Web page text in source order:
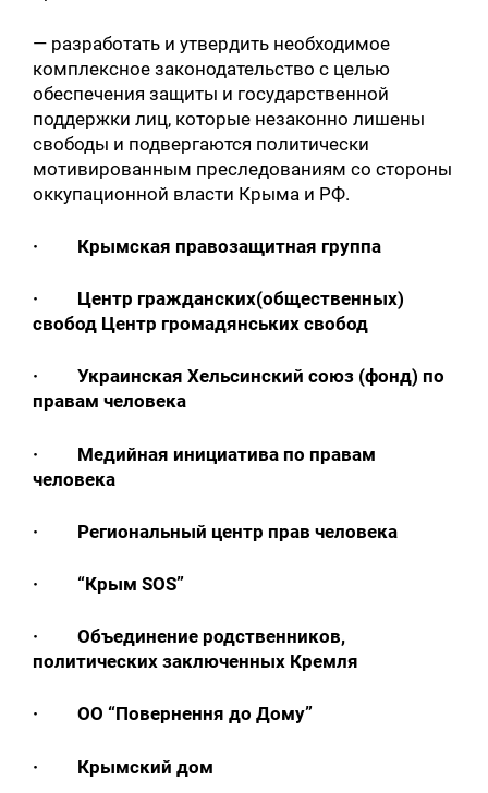
— разработать и утвердить необходимое
комплексное законодательство с целью
обеспечения защиты и государственной
поддержки лиц, которые незаконно лишены
свободы и подвергаются политически
мотивированным преследованиям со стороны
оккупационной власти Крыма и РФ.
· Крымская правозащитная группа
· Центр гражданских(общественных)
свобод Центр громадянських свобод
· Украинская Хельсинский союз (фонд) по
правам человека
· Медийная инициатива по правам
человека
· Региональный центр прав человека
· “Крым SOS”
· Объединение родственников,
политических заключенных Кремля
· ОО “Повернення до Дому”
· Крымский дом